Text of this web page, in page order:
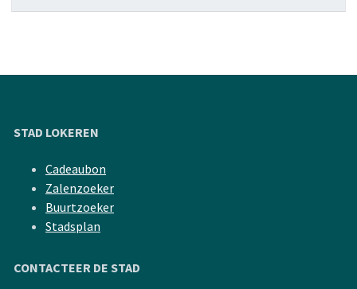
STAD LOKEREN
Cadeaubon
Zalenzoeker
Buurtzoeker
Stadsplan
CONTACTEER DE STAD